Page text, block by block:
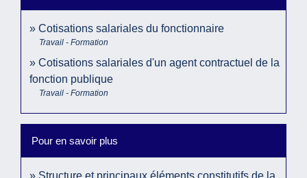
Cotisations salariales du fonctionnaire
Travail - Formation
Cotisations salariales d'un agent contractuel de la
fonction publique
Travail - Formation
Pour en savoir plus
Structure et principaux éléments constitutifs de la